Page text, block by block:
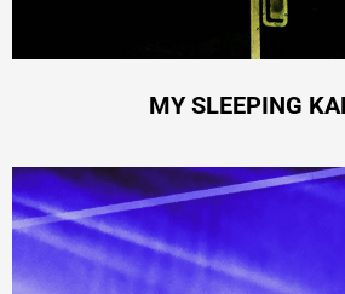
MY SLEEPING